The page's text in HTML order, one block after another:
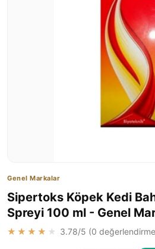
Genel Markalar
Sipertoks Köpek Kedi
Spreyi 100 ml - Genel
★★★★★ 3.78/5 (0